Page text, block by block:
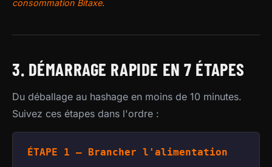
consommation Bitaxe.
3. DÉMARRAGE RAPIDE EN 7 ÉTAPES
Du déballage au hashage en moins de 10 minutes.
Suivez ces étapes dans l'ordre :
ÉTAPE 1 — Brancher l'alimentation